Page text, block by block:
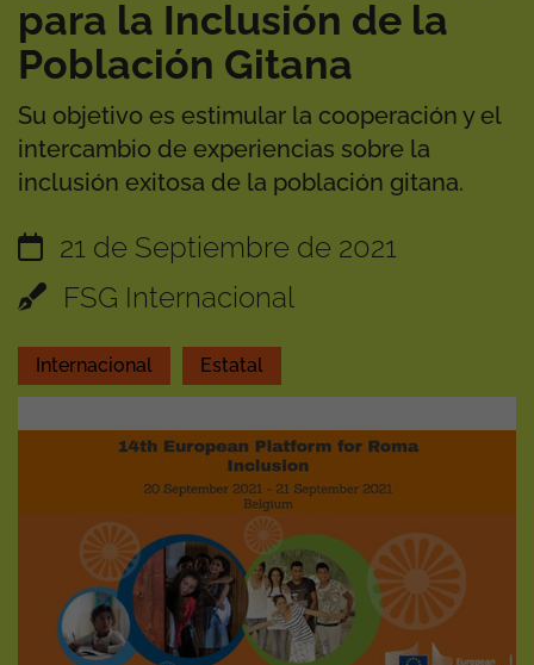
para la Inclusión de la
Población Gitana
Su objetivo es estimular la cooperación y el
intercambio de experiencias sobre la
inclusión exitosa de la población gitana.
21 de Septiembre de 2021
FSG Internacional
Internacional Estatal